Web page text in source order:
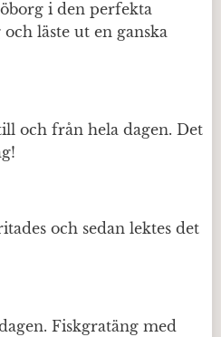
i den perfekta
läste ut en ganska
och från hela dagen. Det
och sedan lektes det
Fiskgratäng med